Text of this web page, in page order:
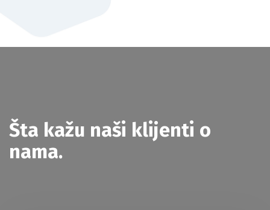
Šta kažu naši klijenti o
nama.